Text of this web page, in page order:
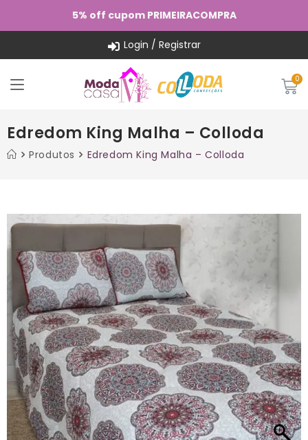
5% off cupom PRIMEIRACOMPRA
Login / Registrar
Edredom King Malha – Colloda
Produtos Edredom King Malha – Colloda